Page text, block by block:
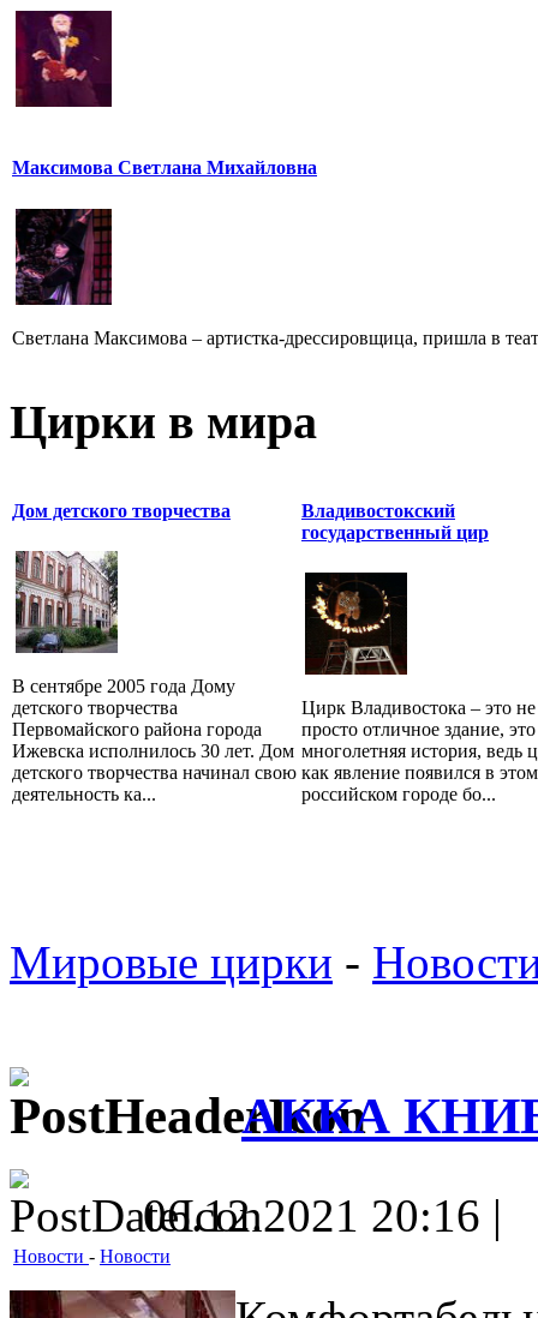
Максимова Светлана Михайловна
Светлана Максимова – артистка-дрессировщица, пришла в
Цирки в мира
Дом детского творчества
В сентябре 2005 года Дому
детского творчества
Первомайского района города
Ижевска исполнилось 30 лет. Дом
детского творчества начинал свою
деятельность ка...
Владивостокский
государственный цир
Цирк Владивостока – это не
просто отличное здание, это
многолетняя история, ведь
как явление появился в этом
российском городе бо...
Мировые цирки -
АККА
06.12.2021 20:16 |
Новости - Новости